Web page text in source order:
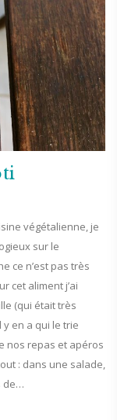
végétalienne, je
sur le
ce n’est pas très
cet aliment j’ai
(qui était très
y en a qui le trie
nos repas et apéros
: dans une salade,
de…